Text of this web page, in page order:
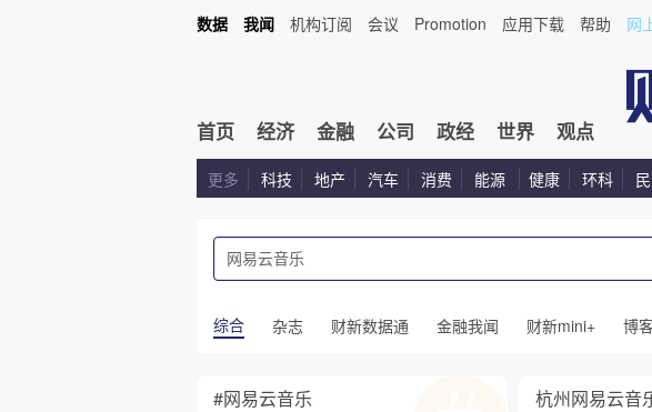
数据 我闻 机构订阅 会议 Promotion 应用下载 帮助 网
首页 经济 金融 公司 政经 世界 观点
更多 科技 地产 汽车 消费 能源 健康 环科
综合 杂志 财新数据通 金融我闻 财新mini+ 博
#网易云音乐 杭州网易云音